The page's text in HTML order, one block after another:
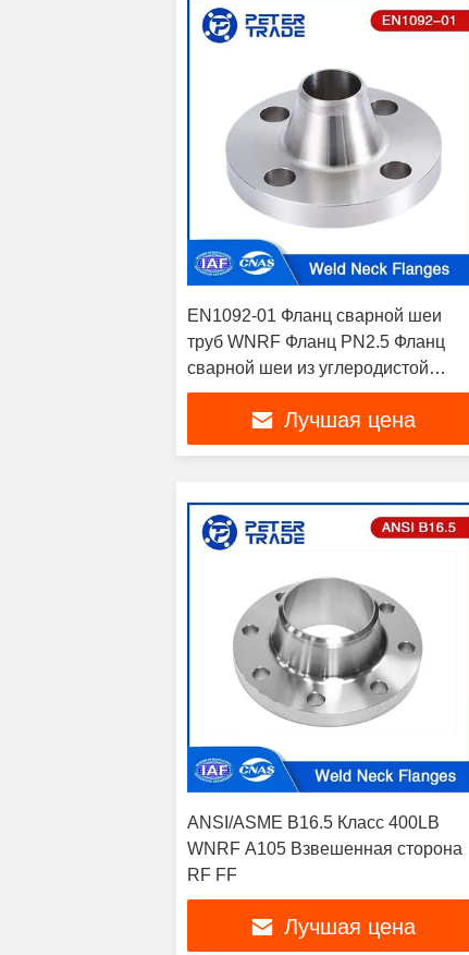
EN1092-01 Фланц сварной шеи
труб WNRF Фланц PN2.5 Фланц
сварной шеи из углеродистой
стали A105 TYPE 11 для
промышленных применений
Лучшая цена
ANSI/ASME B16.5 Класс 400LB
WNRF A105 Взвешенная сторона
RF FF
Лучшая цена